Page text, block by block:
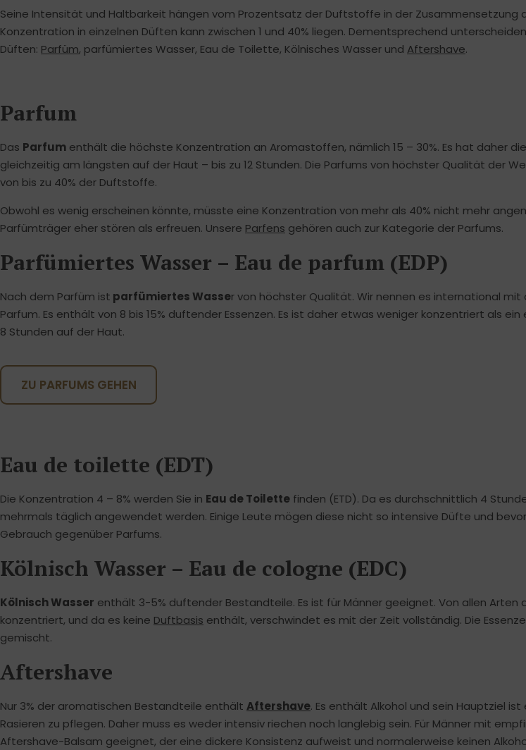
Seine Intensität und Haltbarkeit hängen vom Prozentsatz der Duftstoffe in der Zusammensetzung
Konzentration in einzelnen Düften kann zwischen 1 und 40% liegen. Dementsprechend
Düften: Parfüm, parfümiertes Wasser, Eau de Toilette, Kölnisches Wasser und Aftershave.
Parfum
Das Parfum enthält die höchste Konzentration an Aromastoffen, nämlich 15 – 30%. Es hat daher
gleichzeitig am längsten auf der Haut – bis zu 12 Stunden. Die Parfums von höchster Qualität der
von bis zu 40% der Duftstoffe.
Obwohl es wenig erscheinen könnte, müsste eine Konzentration von mehr als 40% nicht mehr
Parfümträger eher stören als erfreuen. Unsere Parfens gehören auch zur Kategorie der Parfums.
Parfümiertes Wasser – Eau de parfum (EDP)
Nach dem Parfüm ist parfümiertes Wasser von höchster Qualität. Wir nennen es international mit
Parfum. Es enthält von 8 bis 15% duftender Essenzen. Es ist daher etwas weniger konzentriert als
8 Stunden auf der Haut.
ZU PARFUMS GEHEN
Eau de toilette (EDT)
Die Konzentration 4 – 8% werden Sie in Eau de Toilette finden (ETD). Da es durchschnittlich 4
mehrmals täglich angewendet werden. Einige Leute mögen diese nicht so intensive Düfte und
Gebrauch gegenüber Parfums.
Kölnisch Wasser – Eau de cologne (EDC)
Kölnisch Wasser enthält 3-5% duftender Bestandteile. Es ist für Männer geeignet. Von allen Arten
konzentriert, und da es keine Duftbasis enthält, verschwindet es mit der Zeit vollständig. Die
gemischt.
Aftershave
Nur 3% der aromatischen Bestandteile enthält Aftershave. Es enthält Alkohol und sein Hauptziel
Rasieren zu pflegen. Daher muss es weder intensiv riechen noch langlebig sein. Für Männer mit
Aftershave-Balsam geeignet, der eine dickere Konsistenz aufweist und normalerweise keinen